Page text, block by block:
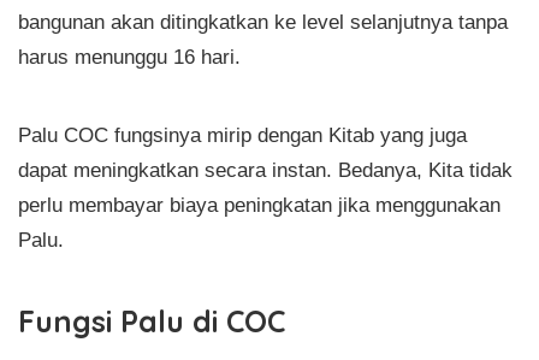
bangunan akan ditingkatkan ke level selanjutnya tanpa
harus menunggu 16 hari.
Palu COC fungsinya mirip dengan Kitab yang juga
dapat meningkatkan secara instan. Bedanya, Kita tidak
perlu membayar biaya peningkatan jika menggunakan
Palu.
Fungsi Palu di COC